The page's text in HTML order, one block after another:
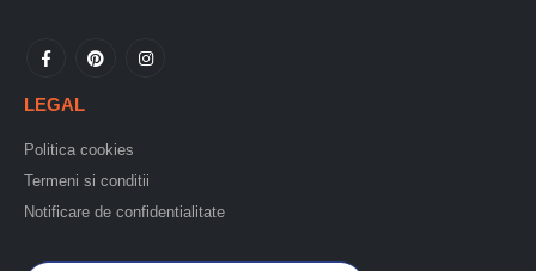
LEGAL
Politica cookies
Termeni si conditii
Notificare de confidentialitate